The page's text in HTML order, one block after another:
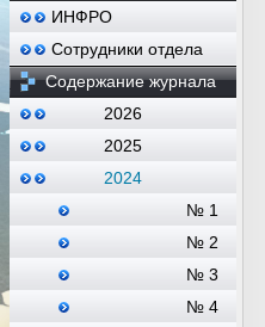
ИНФРО
Сотрудники отдела
Содержание журнала
2026
2025
2024
№ 1
№ 2
№ 3
№ 4